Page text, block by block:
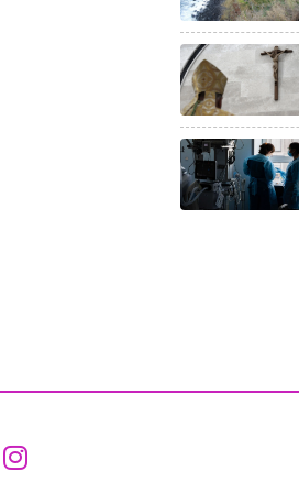
Aceder ao Facebook da
Aceder ao Instagram